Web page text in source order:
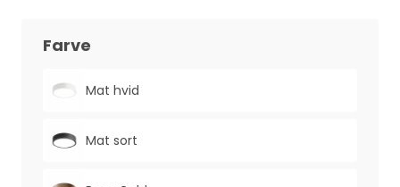
Farve
Mat hvid
Mat sort